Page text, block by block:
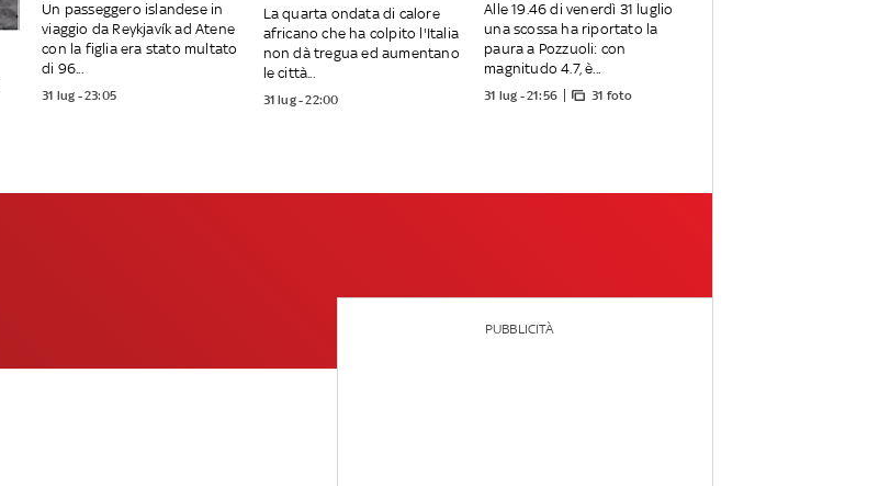
Un passeggero islandese in
viaggio da Reykjavík ad Atene
con la figlia era stato multato
di 96...
31 lug - 23:05
La quarta ondata di calore
africano che ha colpito l'Italia
non dà tregua ed aumentano
le città...
31 lug - 22:00
Alle 19.46 di venerdì 31 luglio
una scossa ha riportato la
paura a Pozzuoli: con
magnitudo 4.7, è...
31 lug - 21:56 31 foto
PUBBLICITÀ